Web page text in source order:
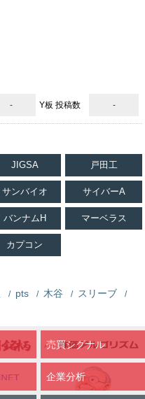
- Y板 投稿数 -
JIGSA 戸田工
サンバイオ サイバーA
バンナムH マーベラス
カプコン
pts 木谷
スリーブ
売買シグナル
企業分析